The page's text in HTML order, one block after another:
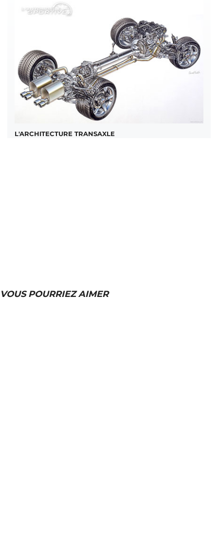
L'ARCHITECTURE TRANSAXLE
VOUS POURRIEZ AIMER